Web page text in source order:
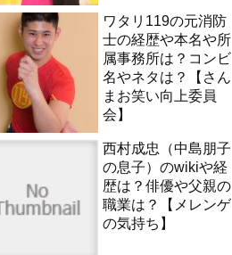
ワタリ119の元消防
士の経歴や本名や所
属事務所は？コンビ
名やネタは？【さん
まお笑い向上委員
会】
西村成忠（中島朋子
の息子）のwikiや経
歴は？俳優や父親の
職業は？【メレンゲ
の気持ち】